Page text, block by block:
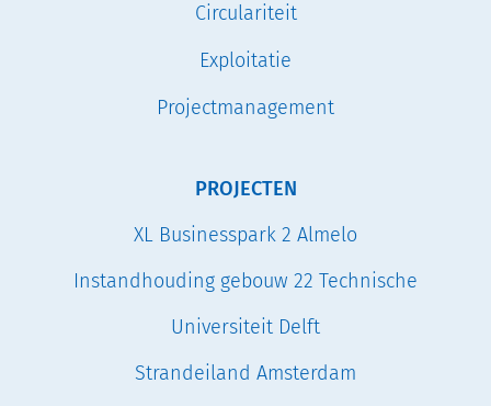
Circulariteit
Exploitatie
Projectmanagement
PROJECTEN
XL Businesspark 2 Almelo
Instandhouding gebouw 22 Technische
Universiteit Delft
Strandeiland Amsterdam